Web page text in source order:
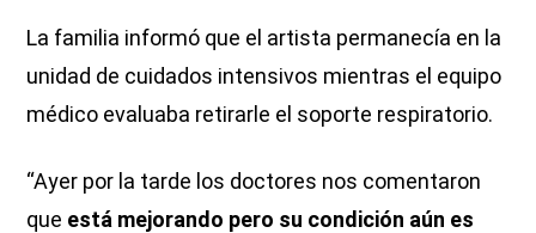
La familia informó que el artista permanecía en la
unidad de cuidados intensivos mientras el equipo
médico evaluaba retirarle el soporte respiratorio.
“Ayer por la tarde los doctores nos comentaron
que está mejorando pero su condición aún es